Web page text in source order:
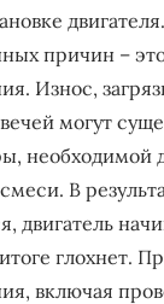
причин –
Износ,
могут
необходимой
В
двигатель
глохнет.
включая